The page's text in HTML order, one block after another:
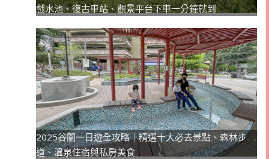
戲水池、復古車站、觀景平台下車一分鐘就到
2025谷關一日遊全攻略｜精選十大必去景點、森林步
道、溫泉住宿與私房美食